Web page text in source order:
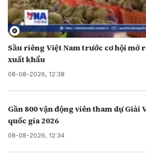
Sầu riêng Việt Nam trước cơ hội mở
xuất khẩu
08-08-2026, 12:38
Gần 800 vận động viên tham dự Giải
quốc gia 2026
08-08-2026, 12:34